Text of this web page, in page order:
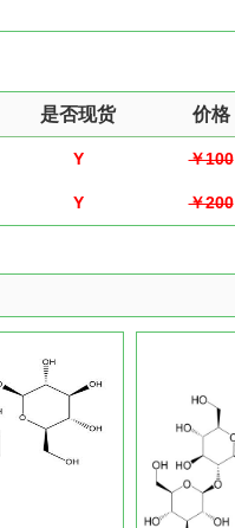
是否现货 价格
Y ￥100
Y ￥200